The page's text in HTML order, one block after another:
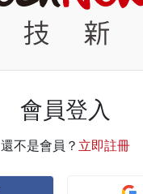
會員登入
還不是會員？ 立即註冊